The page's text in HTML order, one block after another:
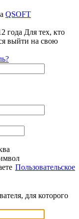
QSOFT
года Для тех, кто
выйти на свою
Пользовательское
для которого